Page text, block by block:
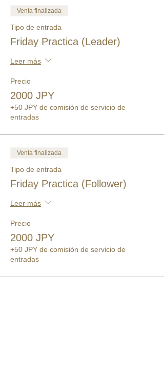
Venta finalizada
Tipo de entrada
Friday Practica (Leader)
Leer más
Precio
2000 JPY
+50 JPY de comisión de servicio de
entradas
Venta finalizada
Tipo de entrada
Friday Practica (Follower)
Leer más
Precio
2000 JPY
+50 JPY de comisión de servicio de
entradas